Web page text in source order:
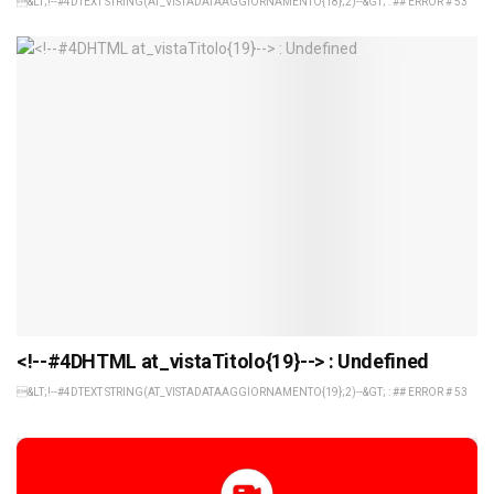
<!--#4DHTML at_vistaTitolo{19}--> : Undefined
&LT;!--#4DTEXT STRING(AT_VISTADATAAGGIORNAMENTO{19};2)--&GT; : ## ERROR # 53